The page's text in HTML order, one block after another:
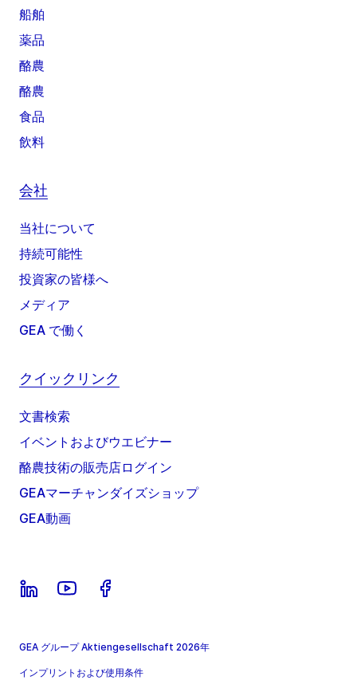
船舶
薬品
酪農
酪農
食品
飲料
会社
当社について
持続可能性
投資家の皆様へ
メディア
GEA で働く
クイックリンク
文書検索
イベントおよびウエビナー
酪農技術の販売店ログイン
GEAマーチャンダイズショップ
GEA動画
GEA グループ Aktiengesellschaft 2026年
インプリントおよび使用条件